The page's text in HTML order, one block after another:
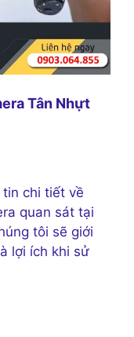
Tân Nhựt
chi tiết về
quan sát tại
tôi sẽ giới
lợi ích khi sử